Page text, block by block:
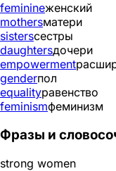
feminineженский
mothersматери
sistersсестры
daughtersдочери
empowerment
genderпол
equalityравенство
feminismфеминизм
Фразы и
strong women